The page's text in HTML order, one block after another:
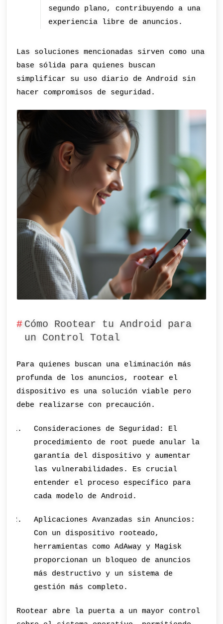
segundo plano, contribuyendo a una
experiencia libre de anuncios.
Las soluciones mencionadas sirven como una
base sólida para quienes buscan
simplificar su uso diario de Android sin
hacer compromisos de seguridad.
Cómo Rootear tu Android para
un Control Total
Para quienes buscan una eliminación más
profunda de los anuncios, rootear el
dispositivo es una solución viable pero
debe realizarse con precaución.
Consideraciones de Seguridad: El
procedimiento de root puede anular la
garantía del dispositivo y aumentar
las vulnerabilidades. Es crucial
entender el proceso específico para
cada modelo de Android.
Aplicaciones Avanzadas sin Anuncios:
Con un dispositivo rooteado,
herramientas como AdAway y Magisk
proporcionan un bloqueo de anuncios
más destructivo y un sistema de
gestión más completo.
Rootear abre la puerta a un mayor control